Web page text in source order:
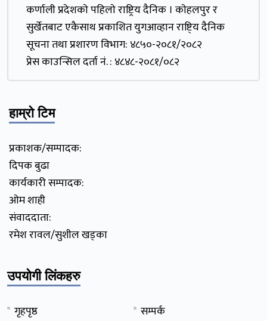
कर्णाली प्रदेशकाे पहिलाे राष्ट्रिय दैनिक । काेहलपुर र
सुर्खेतबाट एकैसाथ प्रकाशित युगआव्हान राष्टि्य दैनिक
सूचना तथा प्रशारण विभाग: ४८५०-२०८१/२०८२
प्रेस काउन्सिल दर्ता नं. : ४८४८-२०८१/०८२
हाम्रो टिम
प्रकाशक/सम्पादक:
दिपक बुढा
कार्यकारी सम्पादक:
ओम शाही
संवाददाता:
रमेश रावल/सुशील खड्का
उपयोगी लिंकहरु
गृहपृष्ठ
सम्पर्क